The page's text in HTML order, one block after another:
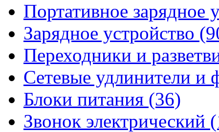
Портативное зарядное
Зарядное устройство
Переходники и
Сетевые удлинители и
Блоки питания (36)
Звонок электрический